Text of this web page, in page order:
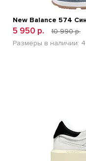
New Balance 574
5 950 р.
10 990 р.
Размеры в наличии: